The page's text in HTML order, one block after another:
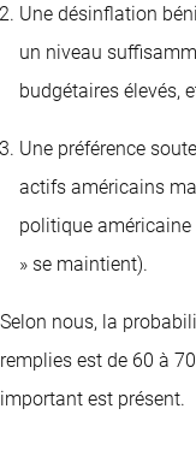
Une désinflation
un niveau
budgétaires élevés,
Une préférence
actifs américains
politique américaine
» se maintient).
Selon nous, la
remplies est de 60 à
important est présent.